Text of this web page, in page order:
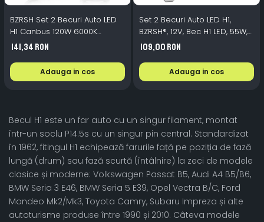
BZRSH Set 2 Becuri Auto LED
H1 Canbus 120W 6000K
10000lm 12V cu Ventilator
141,34 RON
Adauga in cos
Set 2 Becuri Auto LED H1,
BZRSH®, 12V, Bec H1 LED, 55W,
4500LM, Lumina Alb Rece
6000K, 16 LED/Bec, Montaj
Plug & Play, LED H1 Faza Lunga
si Scurta, Consum Redus
109,00 RON
Adauga in cos
Becul H1 este un far auto cu un singur filament, montat
într-un soclu P14.5s cu un singur pin central. Standardizat
în 1962, fitingul H1 echipează farurile față pe poziția de fază
lungă (drum) sau fază scurtă (întâlnire) la zeci de modele
clasice și moderne: Volkswagen Passat B5, Audi A4 B5/B6,
BMW Seria 3 E46, BMW Seria 5 E39, Opel Vectra B/C, Ford
Mondeo Mk2/Mk3, Toyota Camry, Subaru Impreza și alte
autoturisme produse între 1990 și 2010. Câteva modele